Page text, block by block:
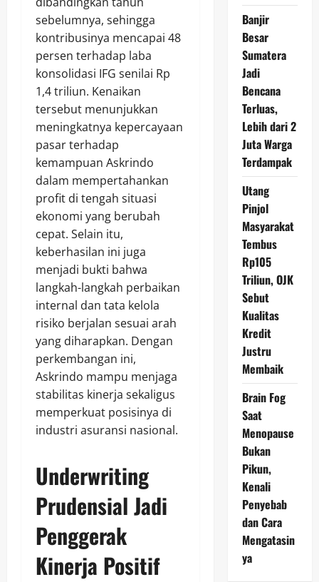
sebelumnya, sehingga
kontribusinya mencapai 48
persen terhadap laba
konsolidasi IFG senilai Rp
1,4 triliun. Kenaikan
tersebut menunjukkan
meningkatnya kepercayaan
pasar terhadap
kemampuan Askrindo
dalam mempertahankan
profit di tengah situasi
ekonomi yang berubah
cepat. Selain itu,
keberhasilan ini juga
menjadi bukti bahwa
langkah-langkah perbaikan
internal dan tata kelola
risiko berjalan sesuai arah
yang diharapkan. Dengan
perkembangan ini,
Askrindo mampu menjaga
stabilitas kinerja sekaligus
memperkuat posisinya di
industri asuransi nasional.
Underwriting
Prudensial Jadi
Penggerak
Kinerja Positif
Banjir
Besar
Sumatera
Jadi
Bencana
Terluas,
Lebih dari 2
Juta Warga
Terdampak
Utang
Pinjol
Masyarakat
Tembus
Rp105
Triliun, OJK
Sebut
Kualitas
Kredit
Justru
Membaik
Brain Fog
Saat
Menopause
Bukan
Pikun,
Kenali
Penyebab
dan Cara
Mengatasin
ya